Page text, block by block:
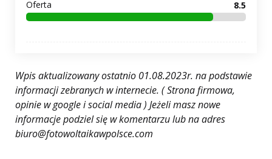
Oferta 8.5
Wpis aktualizowany ostatnio 01.08.2023r. na podstawie
informacji zebranych w internecie. ( Strona firmowa,
opinie w google i social media ) Jeżeli masz nowe
informacje podziel się w komentarzu lub na adres
biuro@fotowoltaikawpolsce.com